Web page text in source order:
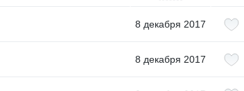
8 декабря 2017
8 декабря 2017